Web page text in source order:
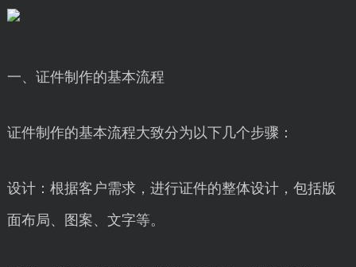
一、证件制作的基本流程
证件制作的基本流程大致分为以下几个步骤：
设计：根据客户需求，进行证件的整体设计，包括版
面布局、图案、文字等。